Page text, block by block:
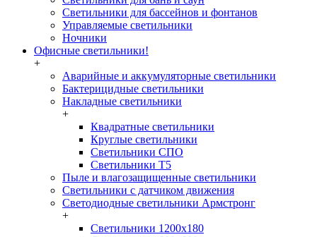
Светильники для бассейнов и фонтанов
Управляемые светильники
Ночники
Офисные светильники!
+
Аварийные и аккумуляторные светильники
Бактерицидные светильники
Накладные светильники
+
Квадратные светильники
Круглые светильники
Светильники СПО
Светильники Т5
Пыле и влагозащищенные светильники
Светильники с датчиком движения
Светодиодные светильники Армстронг
+
Светильники 1200х180